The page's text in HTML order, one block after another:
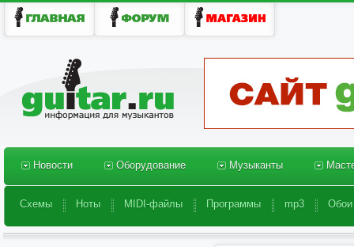
Новости
Новости Оборудование
Оборудование Музыканты
Музыканты
Схемы
Схемы Ноты
Ноты MIDI-файлы
MIDI-файлы Программы
Программы mp3
mp3 Обои
Обои